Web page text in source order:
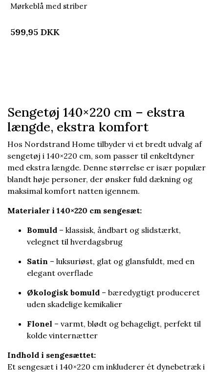
Mørkeblå med striber
599,95 DKK
Sengetøj 140×220 cm – ekstra
længde, ekstra komfort
Hos Nordstrand Home tilbyder vi et bredt udvalg af
sengetøj i 140×220 cm, som passer til enkeltdyner
med ekstra længde. Denne størrelse er især populær
blandt høje personer, der ønsker fuld dækning og
maksimal komfort natten igennem.
Materialer i 140×220 cm sengesæt:
Bomuld – klassisk, åndbart og slidstærkt,
velegnet til hverdagsbrug
Satin – luksuriøst, glat og glansfuldt, med en
elegant overflade
Økologisk bomuld – bæredygtigt produceret
uden skadelige kemikalier
Flonel – varmt, blødt og behageligt, perfekt til
kolde vinternætter
Indhold i sengesættet:
Et sengesæt i 140×220 cm inkluderer ét dynebetræk i